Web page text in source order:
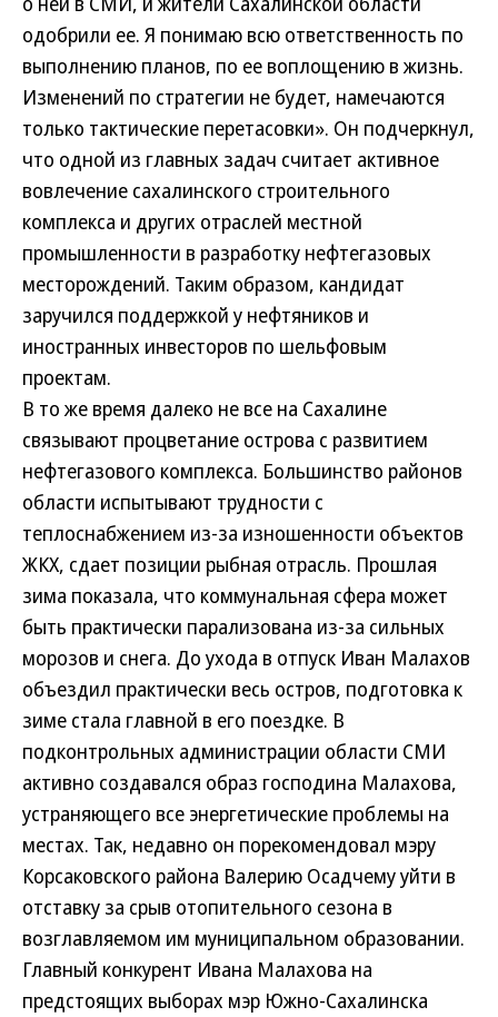
одобрили ее. Я понимаю всю ответственность по
выполнению планов, по ее воплощению в жизнь.
Изменений по стратегии не будет, намечаются
только тактические перетасовки». Он подчеркнул,
что одной из главных задач считает активное
вовлечение сахалинского строительного
комплекса и других отраслей местной
промышленности в разработку нефтегазовых
месторождений. Таким образом, кандидат
заручился поддержкой у нефтяников и
иностранных инвесторов по шельфовым
проектам.
В то же время далеко не все на Сахалине
связывают процветание острова с развитием
нефтегазового комплекса. Большинство районов
области испытывают трудности с
теплоснабжением из-за изношенности объектов
ЖКХ, сдает позиции рыбная отрасль. Прошлая
зима показала, что коммунальная сфера может
быть практически парализована из-за сильных
морозов и снега. До ухода в отпуск Иван Малахов
объездил практически весь остров, подготовка к
зиме стала главной в его поездке. В
подконтрольных администрации области СМИ
активно создавался образ господина Малахова,
устраняющего все энергетические проблемы на
местах. Так, недавно он порекомендовал мэру
Корсаковского района Валерию Осадчему уйти в
отставку за срыв отопительного сезона в
возглавляемом им муниципальном образовании.
Главный конкурент Ивана Малахова на
предстоящих выборах мэр Южно-Сахалинска